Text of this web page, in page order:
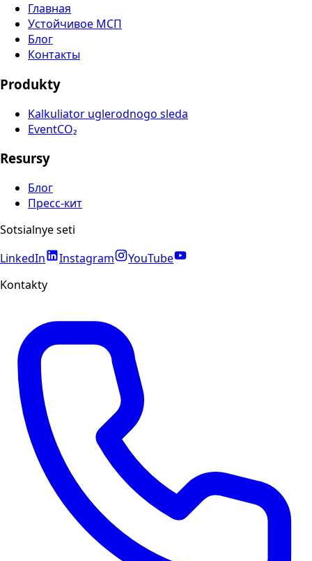
Главная
Устойчивое МСП
Блог
Контакты
Produkty
Kalkuliator uglerodnogo sleda
EventCO₂
Resursy
Блог
Пресс-кит
Sotsialnye seti
LinkedIn
Instagram
YouTube
Kontakty